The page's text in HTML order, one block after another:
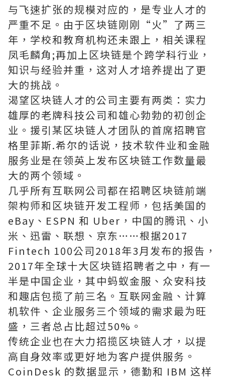
与飞速扩张的规模对应的，是专业人才的
严重不足。由于区块链刚刚“火”了两三
年，学校和教育机构还未跟上，相关课程
凤毛麟角;再加上区块链是个跨学科行业，
知识与经验并重，这对人才培养提出了更
大的挑战。
渴望区块链人才的公司主要有两类：实力
雄厚的老牌科技公司和雄心勃勃的初创企
业。援引某区块链人才团队的首席招聘官
格里菲斯.希尔的话说，技术软件业和金融
服务业是在领英上发布区块链工作数量最
大的两个领域。
几乎所有互联网公司都在招聘区块链前端
架构师和区块链开发工程师，包括美国的
eBay、ESPN 和 Uber，中国的腾讯、小
米、迅雷、联想、京东……根据2017
Fintech 100公司2018年3月发布的报告，
2017年全球十大区块链招聘者之中，有一
半是中国企业，其中蚂蚁金服、众安科技
和趣店包揽了前三名。互联网金融、计算
机软件、企业服务三个领域的需求最为旺
盛，三者总占比超过50%。
传统企业也在大力招揽区块链人才，以提
高自身效率或更好地为客户提供服务。
CoinDesk 的数据显示，德勤和 IBM 这样